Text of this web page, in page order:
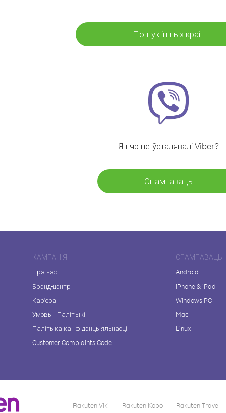
Пошук іншых краін
Яшчэ не ўсталявалі Viber?
Спампаваць
КАМПАНІЯ
Пра нас
Брэнд-цэнтр
Кар'ера
Умовы і Палітыкі
Палітыка канфідэнцыяльнасці
Customer Complaints Code
СПАМПАВАЦЬ
Android
iPhone & iPad
Windows PC
Mac
Linux
Rakuten Viki Rakuten Kobo Rakuten Travel